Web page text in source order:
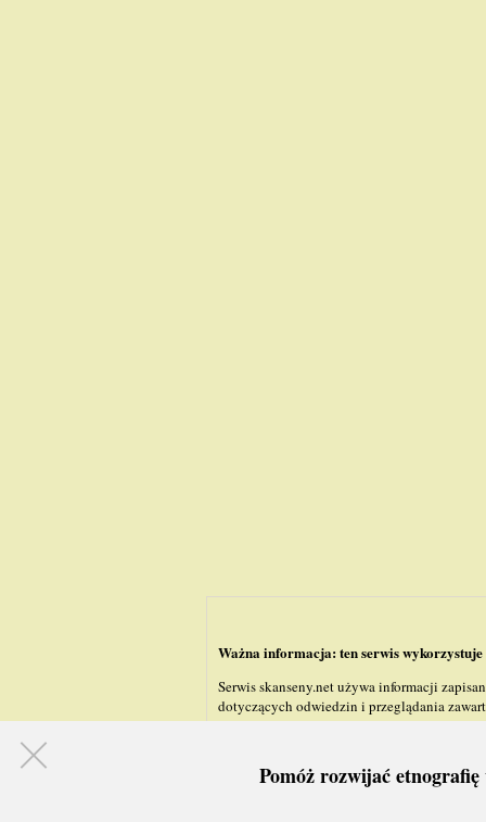
Ważna informacja: ten serwis
Serwis skanseny.net używa informacji
dotyczących odwiedzin i przeglądania
Pomóż rozwijać